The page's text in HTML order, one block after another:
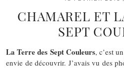
CHAMAREL ET
SEPT
La Terre des Sept Couleurs, c’est
envie de découvrir. J’avais vu des